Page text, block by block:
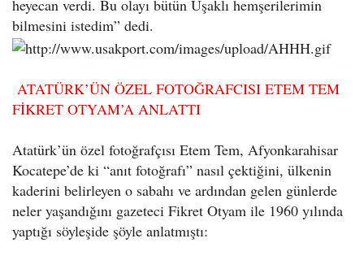
heyecan verdi. Bu olayı bütün Uşaklı hemşerilerimin
bilmesini istedim” dedi.
ATATÜRK’ÜN ÖZEL FOTOĞRAFCISI ETEM TEM
FİKRET OTYAM’A ANLATTI
Atatürk’ün özel fotoğrafçısı Etem Tem, Afyonkarahisar
Kocatepe’de ki “anıt fotoğrafı” nasıl çektiğini, ülkenin
kaderini belirleyen o sabahı ve ardından gelen günlerde
neler yaşandığını gazeteci Fikret Otyam ile 1960 yılında
yaptığı söyleşide şöyle anlatmıştı: